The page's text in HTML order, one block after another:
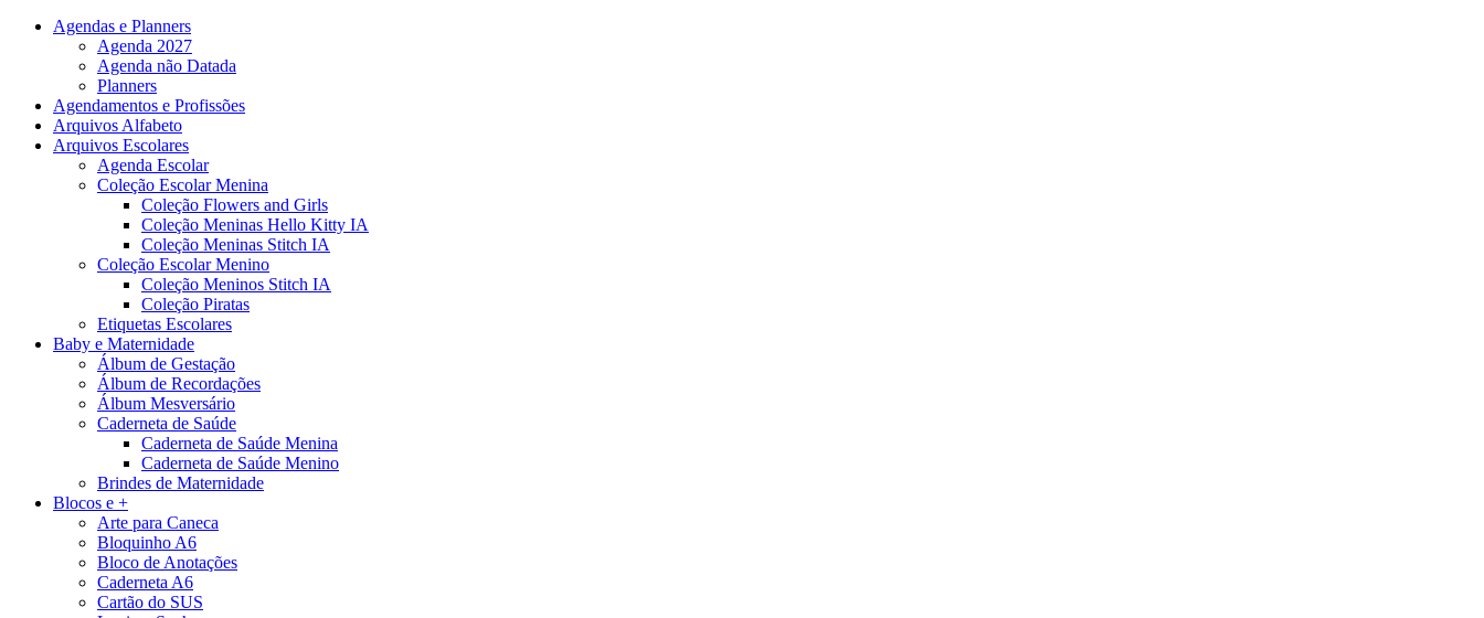
Agendas e Planners
Agenda 2027
Agenda não Datada
Planners
Agendamentos e Profissões
Arquivos Alfabeto
Arquivos Escolares
Agenda Escolar
Coleção Escolar Menina
Coleção Flowers and Girls
Coleção Meninas Hello Kitty IA
Coleção Meninas Stitch IA
Coleção Escolar Menino
Coleção Meninos Stitch IA
Coleção Piratas
Etiquetas Escolares
Baby e Maternidade
Álbum de Gestação
Álbum de Recordações
Álbum Mesversário
Caderneta de Saúde
Caderneta de Saúde Menina
Caderneta de Saúde Menino
Brindes de Maternidade
Blocos e +
Arte para Caneca
Bloquinho A6
Bloco de Anotações
Caderneta A6
Cartão do SUS